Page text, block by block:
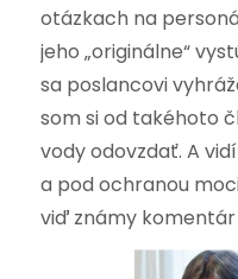
otázkach na
jeho „originálne“
sa poslancovi
som si od takéhoto
vody odovzdať. A
a pod ochranou
viď známy